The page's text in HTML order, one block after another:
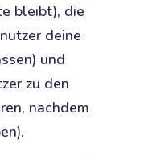
bleibt), die
deine
und
zu den
nachdem